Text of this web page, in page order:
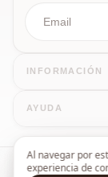
Al navegar por
experiencia de
INFORMACIÓN
AYUDA
Copyright Satine -